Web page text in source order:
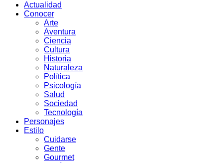
Actualidad
Conocer
Arte
Aventura
Ciencia
Cultura
Historia
Naturaleza
Política
Psicología
Salud
Sociedad
Tecnología
Personajes
Estilo
Cuidarse
Gente
Gourmet